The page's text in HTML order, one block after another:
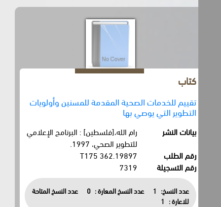
تقييم للخدمات الصحية المقدمة للمسنين وأولويات
التطوير التي يوصي بها
بيانات النشر
رام الله،[فلسطين] : البرنامج الإعلامي
للتطوير الصحي، 1997.
رقم الطلب
362.19897 T175
رقم التسجيلة
7319
عدد النسخ: 1 عدد النسخ المعارة : 0
عدد النسخ المتاحة
للاعارة :
1